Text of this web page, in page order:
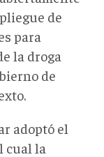
de
para
la droga
de
adoptó el
cual la